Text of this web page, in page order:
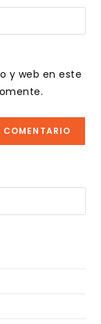
y web en este